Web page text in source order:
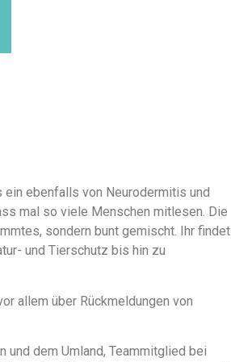
ein ebenfalls von Neurodermitis und
mal so viele Menschen mitlesen. Die
sondern bunt gemischt. Ihr findet
und Tierschutz bis hin zu
allem über Rückmeldungen von
und dem Umland, Teammitglied bei